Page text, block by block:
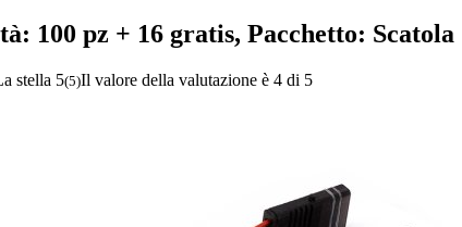
100 pz + 16 gratis, Pacchetto: Scatola
stella 5(5)Il valore della valutazione è 4 di 5